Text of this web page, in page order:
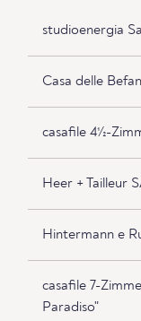
studioenergia
Casa delle
casafile 4½-
Heer + Tailleur
Hintermann e
casafile 7-
Paradiso"